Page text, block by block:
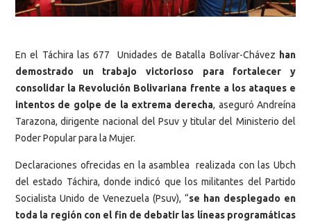
En el Táchira las 677 Unidades de Batalla Bolívar-Chávez han
demostrado un trabajo victorioso para fortalecer y
consolidar la Revolución Bolivariana frente a los ataques e
intentos de golpe de la extrema derecha, aseguró Andreína
Tarazona, dirigente nacional del Psuv y titular del Ministerio del
Poder Popular para la Mujer.
Declaraciones ofrecidas en la asamblea realizada con las Ubch
del estado Táchira, donde indicó que los militantes del Partido
Socialista Unido de Venezuela (Psuv), “se han desplegado en
toda la región con el fin de debatir las líneas programáticas